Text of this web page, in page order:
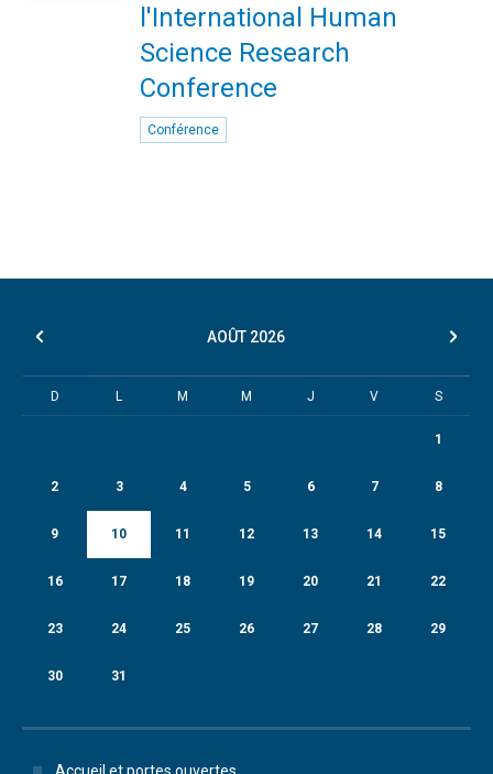
l'International Human
Science Research
Conference
Conférence
AOÛT 2026
D L M M J V S
1
2 3 4 5 6 7 8
9 10 11 12 13 14 15
16 17 18 19 20 21 22
23 24 25 26 27 28 29
30 31